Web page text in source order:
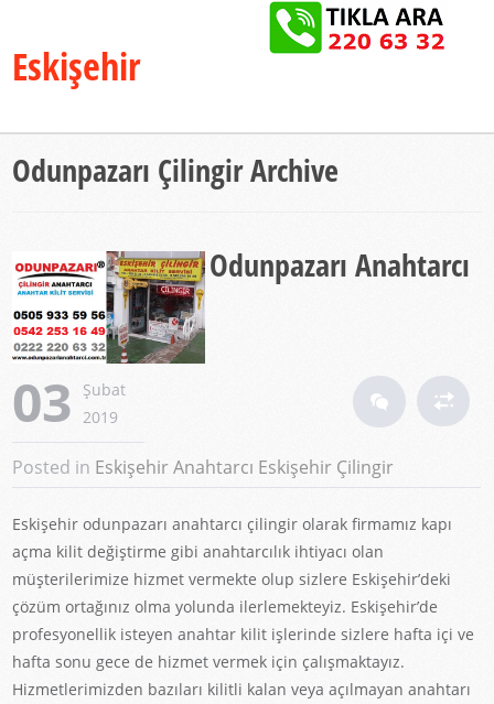
Eskişehir
Anahtarcı®
Odunpazarı Çilingir Archive
Odunpazarı Anahtarcı
03
Şubat
2019
Posted in Eskişehir Anahtarcı Eskişehir Çilingir
Eskişehir odunpazarı anahtarcı çilingir olarak firmamız kapı
açma kilit değiştirme gibi anahtarcılık ihtiyacı olan
müşterilerimize hizmet vermekte olup sizlere Eskişehir’deki
çözüm ortağınız olma yolunda ilerlemekteyiz. Eskişehir’de
profesyonellik isteyen anahtar kilit işlerinde sizlere hafta içi ve
hafta sonu gece de hizmet vermek için çalışmaktayız.
Hizmetlerimizden bazıları kilitli kalan veya açılmayan anahtarı